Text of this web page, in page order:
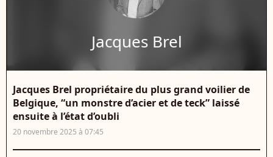
Jacques Brel
Jacques Brel propriétaire du plus grand voilier de
Belgique, “un monstre d’acier et de teck” laissé
ensuite à l’état d’oubli
20 novembre 2025 à 07:45